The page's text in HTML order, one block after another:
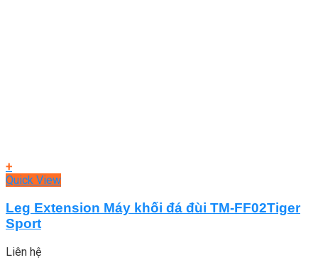
+
Quick View
Leg Extension Máy khối đá đùi TM-FF02Tiger
Sport
Liên hệ